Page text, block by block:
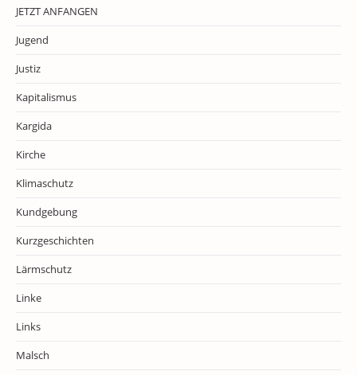
JETZT ANFANGEN
Jugend
Justiz
Kapitalismus
Kargida
Kirche
Klimaschutz
Kundgebung
Kurzgeschichten
Lärmschutz
Linke
Links
Malsch